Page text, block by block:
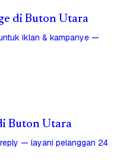
di Buton Utara
iklan & kampanye —
Buton Utara
— layani pelanggan 24